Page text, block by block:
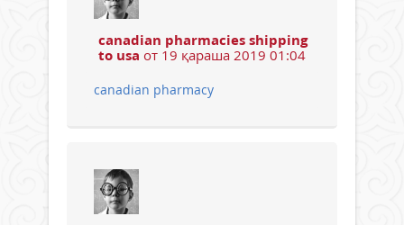
canadian pharmacies shipping
to usa от 19 қараша 2019 01:04
canadian pharmacy